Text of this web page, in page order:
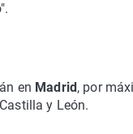
en Madrid , por
y León.